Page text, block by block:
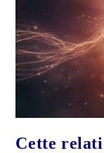
Cette